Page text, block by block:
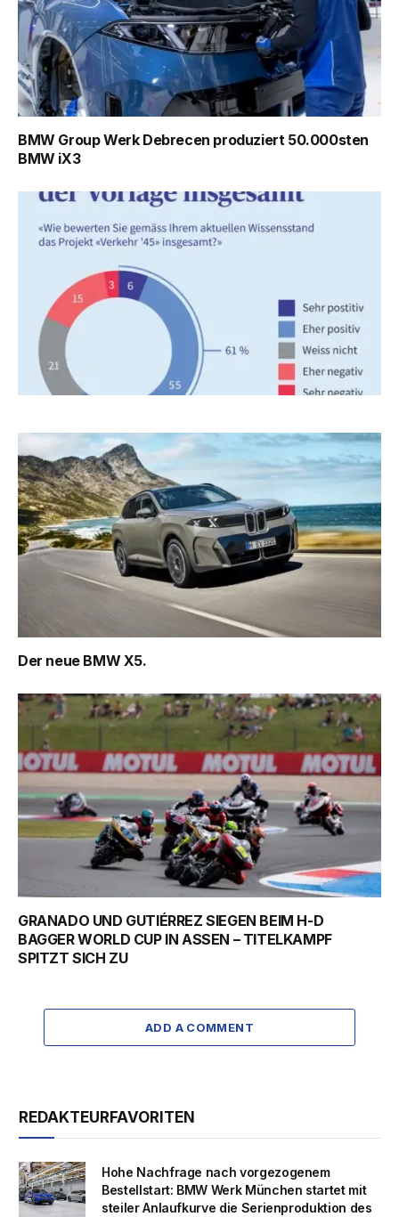
BMW Group Werk Debrecen produziert 50.000sten
BMW iX3
Der neue BMW X5.
GRANADO UND GUTIÉRREZ SIEGEN BEIM H-D
BAGGER WORLD CUP IN ASSEN – TITELKAMPF
SPITZT SICH ZU
ADD A COMMENT
REDAKTEURFAVORITEN
Hohe Nachfrage nach vorgezogenem
Bestellstart: BMW Werk München startet mit
steiler Anlaufkurve die Serienproduktion des